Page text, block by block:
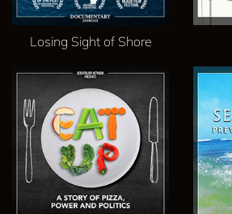
Losing Sight of Shore